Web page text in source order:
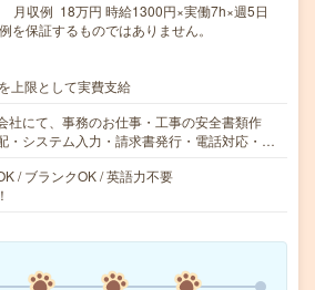
月収例 18万円 時給1300円×実働7h×週5日
を保証するものではありません。
上限として実費支給
社にて、事務のお仕事・工事の安全書類作
・システム入力・請求書発行・電話対応・…
/ ブランクOK / 英語力不要